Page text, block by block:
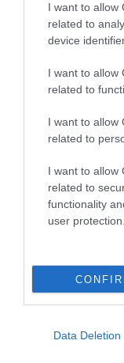
I want to allow
related to
device
I want to allow
related to
I want to allow
related to
I want to allow
related to
functionality
user protection.
Data Deletion
VIP WITH
για άντρες
και
11.02.2026 17:25
ενίσχυση